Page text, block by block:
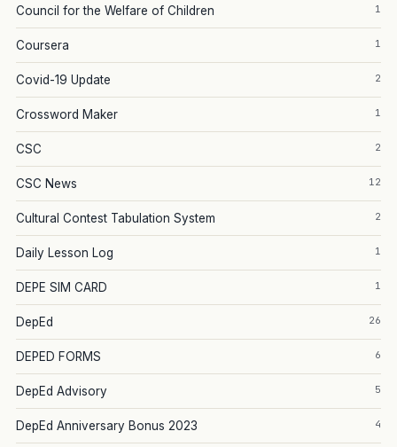
Council for the Welfare of Children 1
Coursera 1
Covid-19 Update 2
Crossword Maker 1
CSC 2
CSC News 12
Cultural Contest Tabulation System 2
Daily Lesson Log 1
DEPE SIM CARD 1
DepEd 26
DEPED FORMS 6
DepEd Advisory 5
DepEd Anniversary Bonus 2023 4